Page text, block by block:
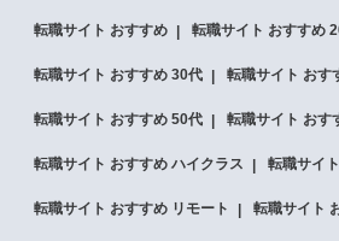
転職サイト おすすめ 転職サイト おすすめ
転職サイト おすすめ 30代 転職サイト おす
転職サイト おすすめ 50代 転職サイト おす
転職サイト おすすめ ハイクラス 転職サイ
転職サイト おすすめ リモート 転職サイト